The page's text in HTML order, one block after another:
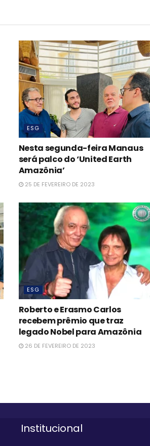
ESG
Nesta segunda-feira Manaus
será palco do ‘United Earth
Amazônia’
25 DE FEVEREIRO DE 2023
ESG
Roberto e Erasmo Carlos
recebem prêmio que traz
legado Nobel para Amazônia
26 DE FEVEREIRO DE 2023
Institucional